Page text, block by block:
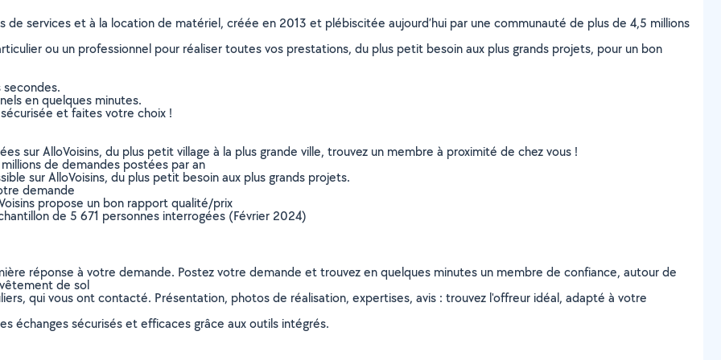
de services et à la location de matériel, créée en 2013 et plébiscitée aujourd’hui par une communauté de plus de 4,5 millions
ou un professionnel pour réaliser toutes vos prestations, du plus petit besoin aux plus grands projets, pour un bon
secondes.
en quelques minutes.
et faites votre choix !
sur AlloVoisins, du plus petit village à la plus grande ville, trouvez un membre à proximité de chez vous !
de demandes postées par an
sur AlloVoisins, du plus petit besoin aux plus grands projets.
demande
propose un bon rapport qualité/prix
de 5 671 personnes interrogées (Février 2024)
réponse à votre demande. Postez votre demande et trouvez en quelques minutes un membre de confiance, autour de
de sol
qui vous ont contacté. Présentation, photos de réalisation, expertises, avis : trouvez l'offreur idéal, adapté à votre
échanges sécurisés et efficaces grâce aux outils intégrés.